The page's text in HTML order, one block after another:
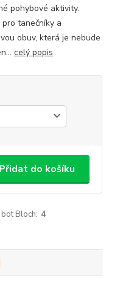
pohybové aktivity.
tanečníky a
obuv, která je nebude
celý popis
Přidat do košíku
Bloch: 4